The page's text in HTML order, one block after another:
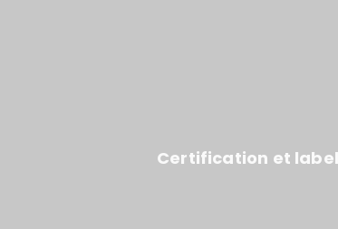
Certification et label